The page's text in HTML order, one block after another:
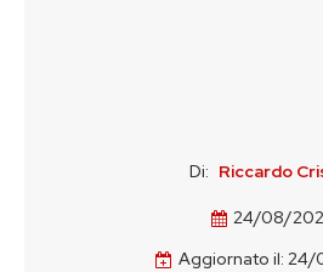
Di: Riccardo
24/08/
Aggiornato il: 24/